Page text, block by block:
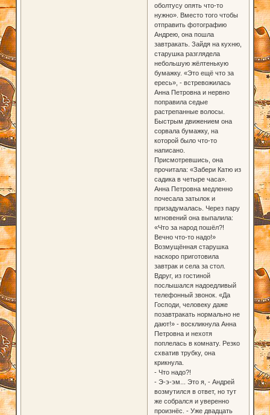
оболтусу опять что-то
нужно». Вместо того чтобы
отправить фотографию
Андрею, она пошла
завтракать. Зайдя на кухню,
старушка разглядела
небольшую жёлтенькую
бумажку. «Это ещё что за
ересь», - встревожилась
Анна Петровна и нервно
поправила седые
растрепанные волосы.
Быстрым движением она
сорвала бумажку, на
которой было что-то
написано.
Присмотревшись, она
прочитала: «Забери Катю из
садика в четыре часа».
Анна Петровна медленно
почесала затылок и
призадумалась. Через пару
мгновений она выпалила:
«Что за народ пошёл?!
Вечно что-то надо!»
Возмущённая старушка
наскоро приготовила
завтрак и села за стол.
Вдруг, из гостиной
послышался надоедливый
телефонный звонок. «Да
Господи, человеку даже
позавтракать нормально не
дают!» - воскликнула Анна
Петровна и нехотя
поплелась в комнату. Резко
схватив трубку, она
крикнула.
- Что надо?!
- Э-э-эм... Это я, - Андрей
возмутился в ответ, но тут
же собрался и уверенно
произнёс. - Уже двадцать